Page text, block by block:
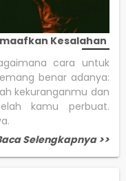
Kesalahan
cara untuk
benar adanya:
kekuranganmu dan
kamu perbuat.
Selengkapnya >>